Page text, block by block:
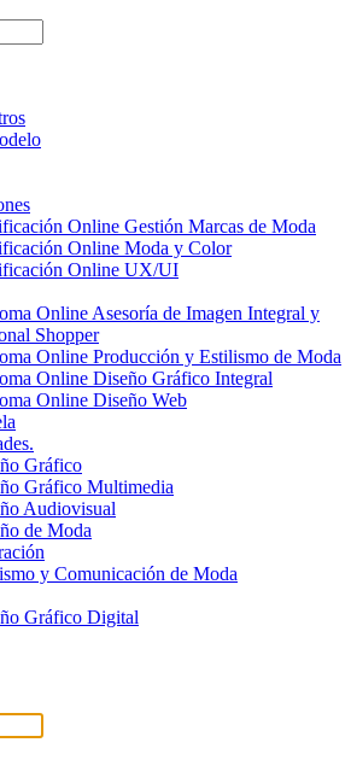
Online Gestión Marcas de Moda
Online Moda y Color
Online UX/UI
Online Asesoría de Imagen Integral y
Shopper
Online Producción y Estilismo de Moda
Online Diseño Gráfico Integral
Online Diseño Web
Gráfico
Gráfico Multimedia
Audiovisual
de Moda
y Comunicación de Moda
Gráfico Digital